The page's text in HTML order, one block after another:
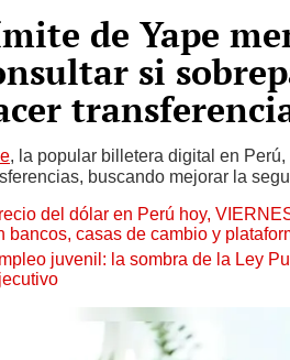
de Yape
si
, la popular billetera digital en
buscando mejorar la
del dólar en Perú hoy,
bancos, casas de cambio y
juvenil: la sombra de la Ley